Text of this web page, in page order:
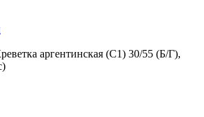
аргентинская (С1) 30/55 (Б/Г),